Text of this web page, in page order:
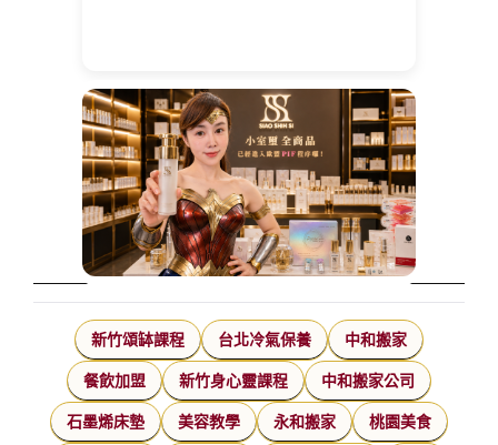
新竹頌缽課程 台北冷氣保養 中和搬家
餐飲加盟 新竹身心靈課程 中和搬家公司
石墨烯床墊 美容教學 永和搬家 桃園美食